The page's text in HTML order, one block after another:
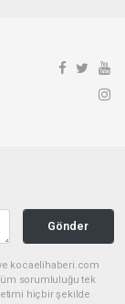
Gönder
kocaelihaberi.com
sorumluluğu tek
hiçbir şekilde